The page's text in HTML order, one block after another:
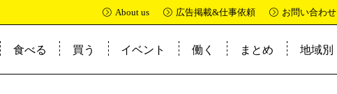
About us 広告掲載&仕事依頼 お問い合わせ
食べる 買う イベント 働く まとめ 地域別